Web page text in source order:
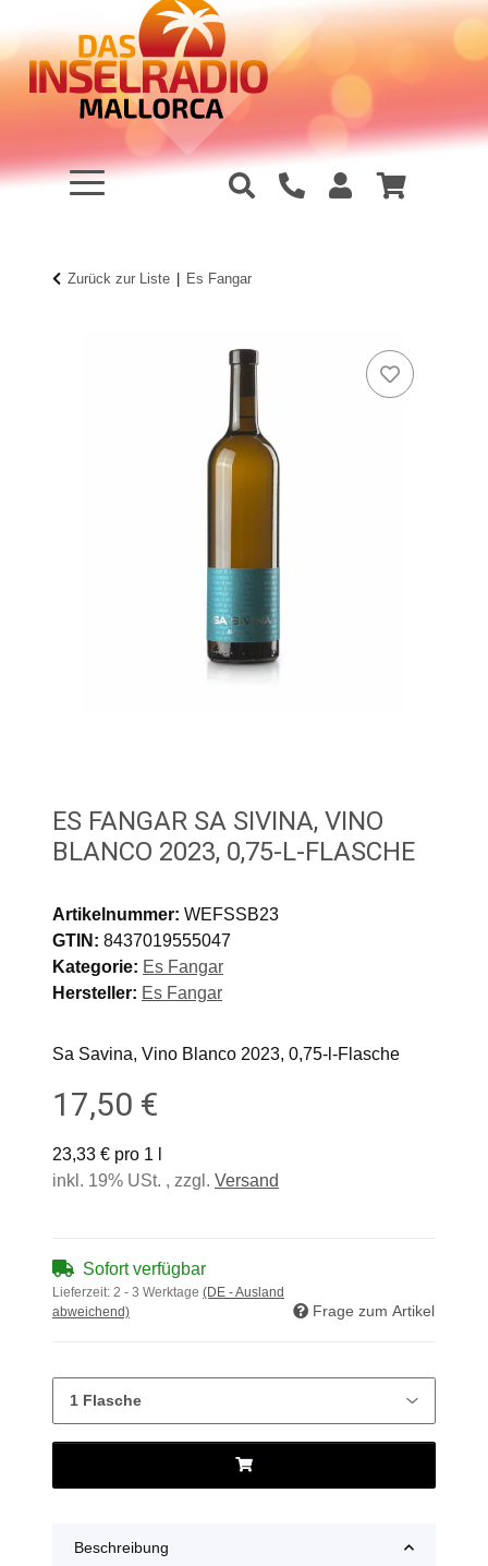
Zurück zur Liste Es Fangar
ES FANGAR SA SIVINA, VINO
BLANCO 2023, 0,75-L-FLASCHE
Artikelnummer: WEFSSB23
GTIN: 8437019555047
Kategorie: Es Fangar
Hersteller: Es Fangar
Sa Savina, Vino Blanco 2023, 0,75-l-Flasche
17,50 €
23,33 € pro 1 l
inkl. 19% USt. , zzgl. Versand
Sofort verfügbar
Lieferzeit: 2 - 3 Werktage (DE - Ausland
abweichend)
Frage zum Artikel
Beschreibung